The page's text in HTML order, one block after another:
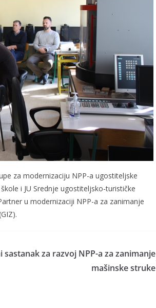
za modernizaciju NPP-a ugostiteljske
i JU Srednje ugostiteljsko-turističke
u modernizaciji NPP-a za zanimanje
sastanak za razvoj NPP-a za zanimanje
mašinske struke